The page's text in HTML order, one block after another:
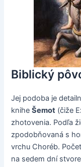
Biblický
Jej podoba je
kniheŠemot (čiže
zhotovenia. Podľa
zpodobňovaná s
vrchu Choréb.
na sedem dní